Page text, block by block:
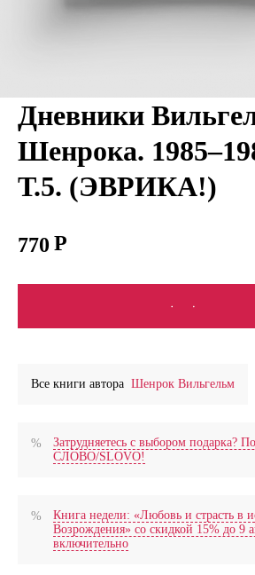
Дневники
Шенрока.
Т.5. (ЭВРИКА!)
770
В КОРЗИНУ
Все книги автора Шенрок Вильгельм
Затрудняетесь с выбором подарка?
СЛОВО/SLOVO!
Книга недели: «Любовь и страсть в
Возрождения» со скидкой 15% до 9
включительно